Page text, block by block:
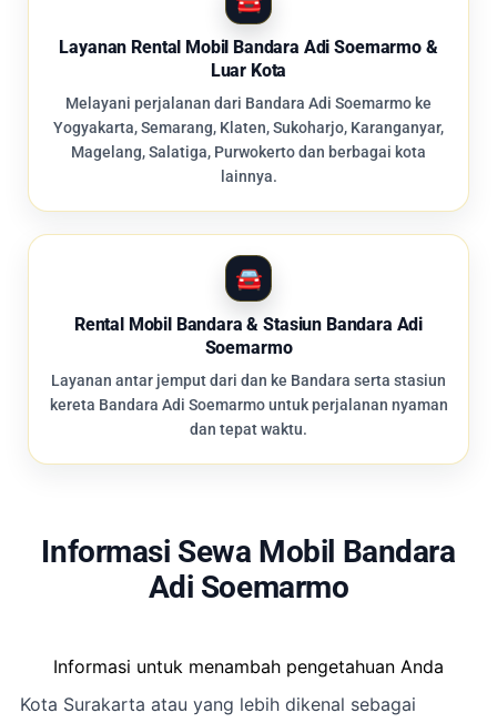
Layanan Rental Mobil Bandara Adi Soemarmo &
Luar Kota
Melayani perjalanan dari Bandara Adi Soemarmo ke
Yogyakarta, Semarang, Klaten, Sukoharjo, Karanganyar,
Magelang, Salatiga, Purwokerto dan berbagai kota
lainnya.
Rental Mobil Bandara & Stasiun Bandara Adi
Soemarmo
Layanan antar jemput dari dan ke Bandara serta stasiun
kereta Bandara Adi Soemarmo untuk perjalanan nyaman
dan tepat waktu.
Informasi Sewa Mobil Bandara
Adi Soemarmo
Informasi untuk menambah pengetahuan Anda
Kota Surakarta atau yang lebih dikenal sebagai